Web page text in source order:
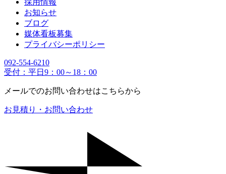
採用情報
お知らせ
ブログ
媒体看板募集
プライバシーポリシー
092-554-6210
受付：平日9：00～18：00
メールでのお問い合わせはこちらから
お見積り・お問い合わせ